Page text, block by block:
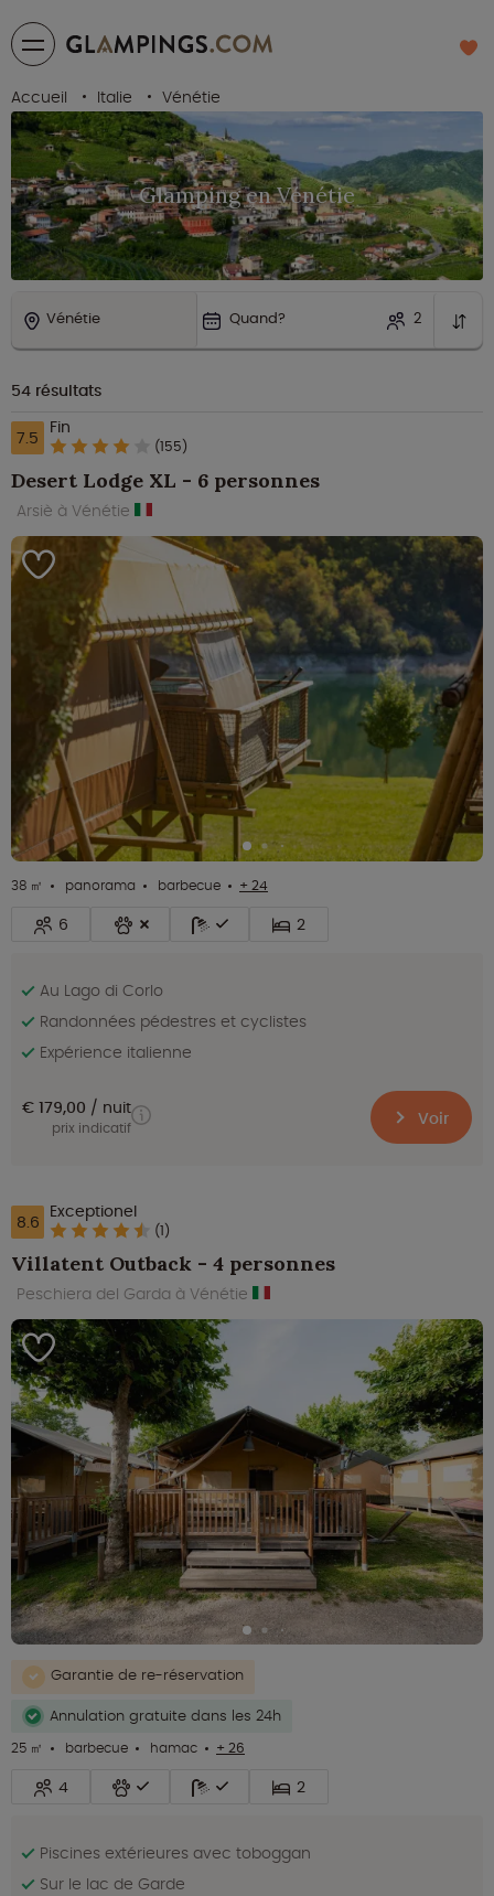
Accueil Italie Vénétie
Glamping en Vénétie
Vénétie Quand? 2
54 résultats
7.5 Fin
(155)
Desert Lodge XL - 6 personnes
Arsiè à Vénétie
38 ㎡ panorama barbecue + 24
6 2
Au Lago di Corlo
Randonnées pédestres et cyclistes
Expérience italienne
€ 179,00 nuit
prix indicatif Voir
8.6 Exceptionel
(1)
Villatent Outback - 4 personnes
Peschiera del Garda à Vénétie
Garantie de re-réservation
Annulation gratuite dans les 24h
25 ㎡
barbecue hamac + 26
4 2
Piscines extérieures avec toboggan
Sur le lac de Garde